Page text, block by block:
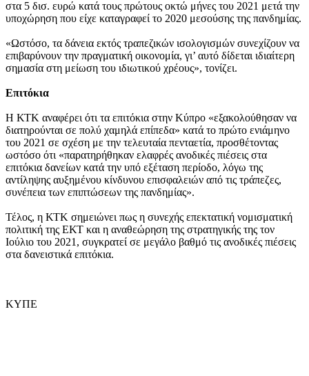
στα 5 δισ. ευρώ κατά τους πρώτους οκτώ μήνες του 2021 μετά την
υποχώρηση που είχε καταγραφεί το 2020 μεσούσης της πανδημίας.
«Ωστόσο, τα δάνεια εκτός τραπεζικών ισολογισμών συνεχίζουν να
επιβαρύνουν την πραγματική οικονομία, γι’ αυτό δίδεται ιδιαίτερη
σημασία στη μείωση του ιδιωτικού χρέους», τονίζει.
Επιτόκια
Η ΚΤΚ αναφέρει ότι τα επιτόκια στην Κύπρο «εξακολούθησαν να
διατηρούνται σε πολύ χαμηλά επίπεδα» κατά το πρώτο ενιάμηνο
του 2021 σε σχέση με την τελευταία πενταετία, προσθέτοντας
ωστόσο ότι «παρατηρήθηκαν ελαφρές ανοδικές πιέσεις στα
επιτόκια δανείων κατά την υπό εξέταση περίοδο, λόγω της
αντίληψης αυξημένου κίνδυνου επισφαλειών από τις τράπεζες,
συνέπεια των επιπτώσεων της πανδημίας».
Τέλος, η ΚΤΚ σημειώνει πως η συνεχής επεκτατική νομισματική
πολιτική της ΕΚΤ και η αναθεώρηση της στρατηγικής της τον
Ιούλιο του 2021, συγκρατεί σε μεγάλο βαθμό τις ανοδικές πιέσεις
στα δανειστικά επιτόκια.
ΚΥΠΕ